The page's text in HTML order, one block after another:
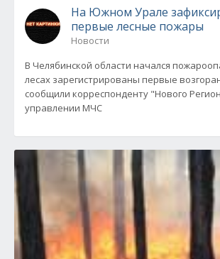
На Южном Урале
первые лесные пожары
Новости
В Челябинской области начался
лесах зарегистрированы первые
сообщили корреспонденту "Нового
управлении МЧС